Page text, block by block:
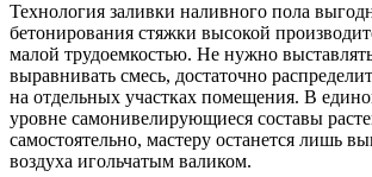
Технология заливки наливного пола
бетонирования стяжки высокой
малой трудоемкостью. Не нужно
выравнивать смесь, достаточно
на отдельных участках помещения. В
уровне самонивелирующиеся составы
самостоятельно, мастеру останется лишь
воздуха игольчатым валиком.